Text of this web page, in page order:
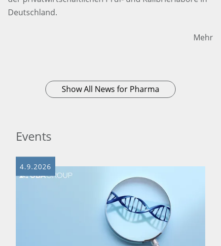
Deutschland.
Mehr
Show All News for Pharma
Events
4.9.2026